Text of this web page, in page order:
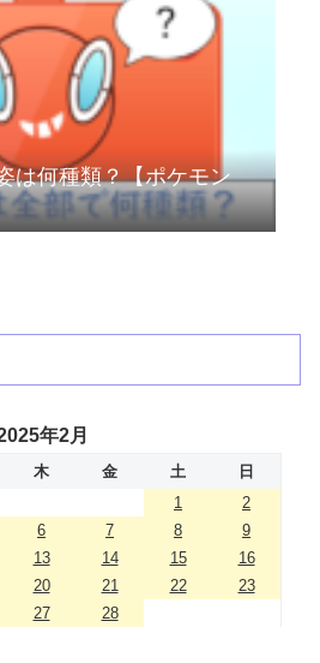
は何種類？【ポケモン
年2月
木 金 土
日
1
2
6 7 8
9
13 14 15
16
20 21 22
23
27 28